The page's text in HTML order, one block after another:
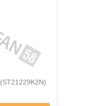
(ST21229K2N)